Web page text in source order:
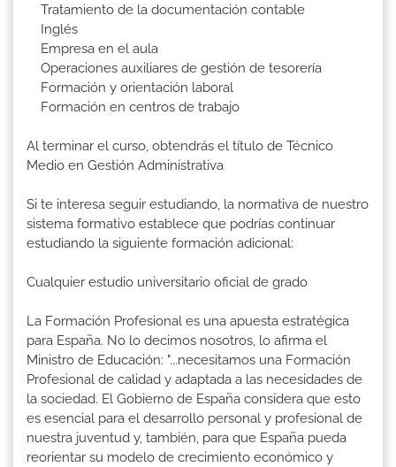
Tratamiento de la documentación contable
Inglés
Empresa en el aula
Operaciones auxiliares de gestión de tesorería
Formación y orientación laboral
Formación en centros de trabajo
Al terminar el curso, obtendrás el título de Técnico
Medio en Gestión Administrativa
Si te interesa seguir estudiando, la normativa de nuestro
sistema formativo establece que podrías continuar
estudiando la siguiente formación adicional:
Cualquier estudio universitario oficial de grado
La Formación Profesional es una apuesta estratégica
para España. No lo decimos nosotros, lo afirma el
Ministro de Educación: "...necesitamos una Formación
Profesional de calidad y adaptada a las necesidades de
la sociedad. El Gobierno de España considera que esto
es esencial para el desarrollo personal y profesional de
nuestra juventud y, también, para que España pueda
reorientar su modelo de crecimiento económico y